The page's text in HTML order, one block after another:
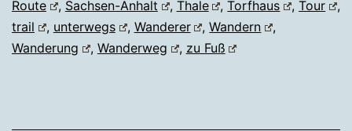
Route , Sachsen-Anhalt , Thale ,Torfhaus ,Tour
,
trail
, unterwegs , Wanderer ,Wandern
,
Wanderung
, Wanderweg , zu Fuß